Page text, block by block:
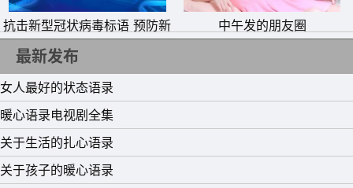
抗击新型冠状病毒标语 预防新
型肺炎从我做起横幅宣传语
中午发的朋友圈
最新发布
女人最好的状态语录
暖心语录电视剧全集
关于生活的扎心语录
关于孩子的暖心语录